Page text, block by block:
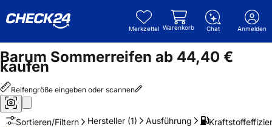
Merkzettel Warenkorb Chat Anmelden
Barum Sommerreifen ab 44,40 €
kaufen
Reifengröße eingeben oder scannen
Sortieren/Filtern Hersteller (1) Ausführung